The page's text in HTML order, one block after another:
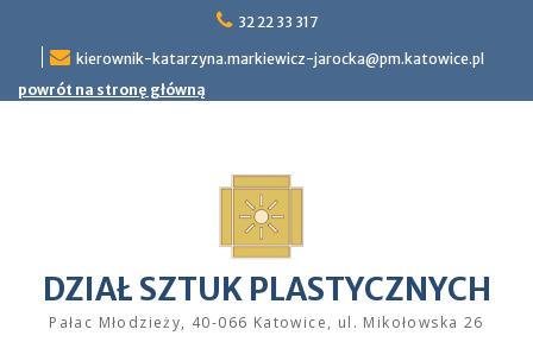
content
32 22 33 317
kierownik-katarzyna.markiewicz-jarocka@pm.katowice.pl
powrót na stronę główną
DZIAŁ SZTUK PLASTYCZNYCH
Pałac Młodzieży, 40-066 Katowice, ul. Mikołowska 26